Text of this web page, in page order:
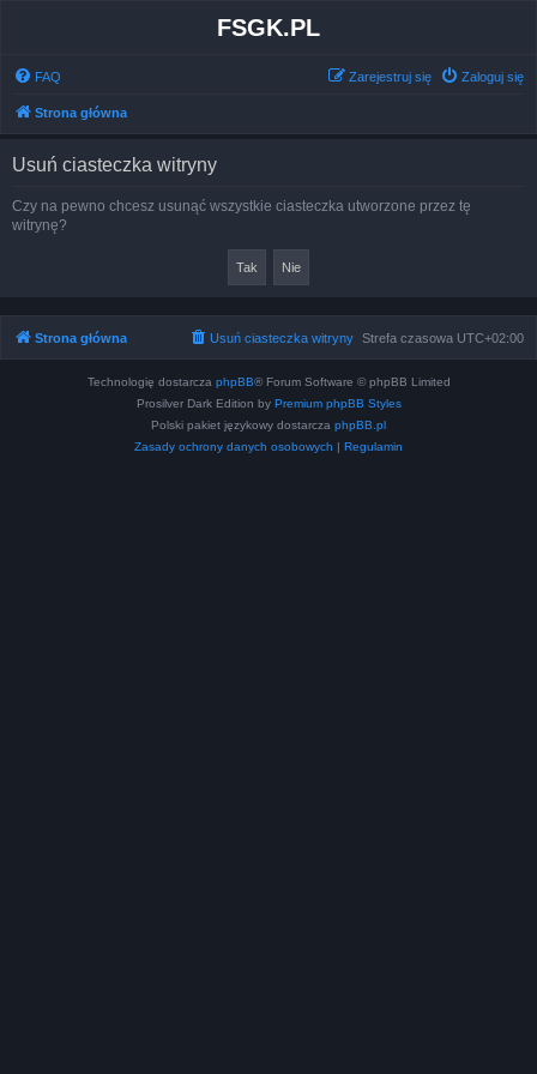
FSGK.PL
FAQ Zaloguj się
Zarejestruj się
Strona główna
Usuń ciasteczka witryny
Czy na pewno chcesz usunąć wszystkie ciasteczka utworzone przez tę
witrynę?
Strona główna Strefa czasowa UTC+02:00
Usuń ciasteczka witryny
Technologię dostarcza phpBB® Forum Software © phpBB Limited
Prosilver Dark Edition by Premium phpBB Styles
Polski pakiet językowy dostarcza phpBB.pl
Zasady ochrony danych osobowych | Regulamin